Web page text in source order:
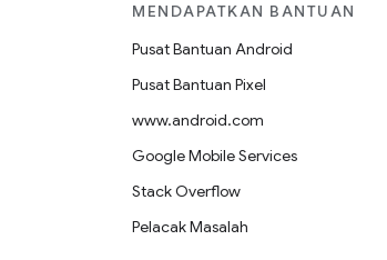
MENDAPATKAN BANTUAN
Pusat Bantuan Android
Pusat Bantuan Pixel
www.android.com
Google Mobile Services
Stack Overflow
Pelacak Masalah